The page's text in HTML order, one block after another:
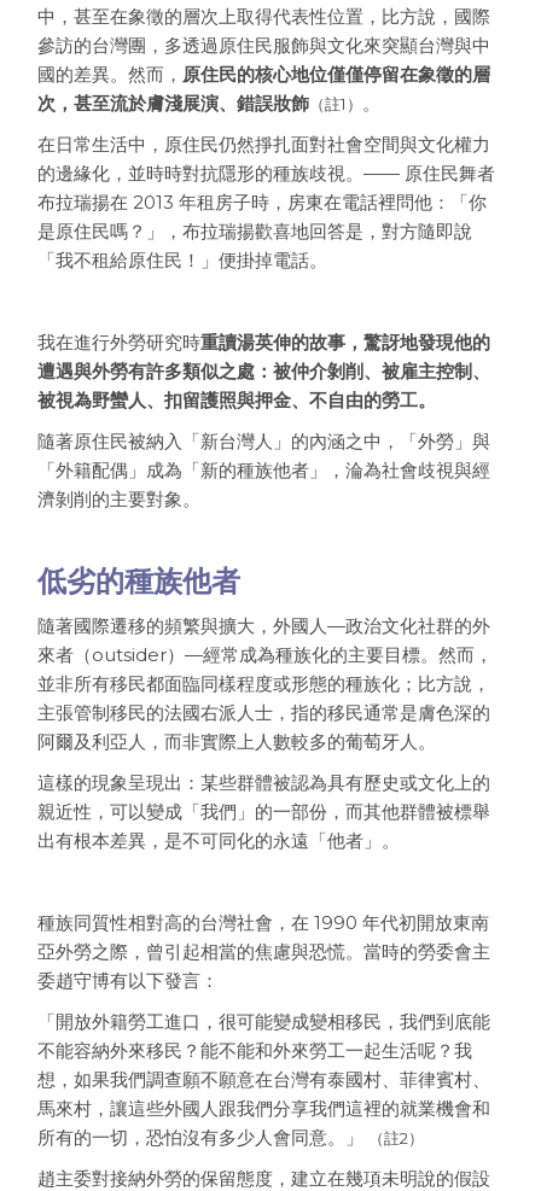
中，甚至在象徵的層次上取得代表性位置，比方說，國際
參訪的台灣團，多透過原住民服飾與文化來突顯台灣與中
國的差異。然而， 原住民的核心地位僅僅停留在象徵的層
次，甚至流於膚淺展演、錯誤妝飾 （註1） 。
在日常生活中，原住民仍然掙扎面對社會空間與文化權力
的邊緣化，並時時對抗隱形的種族歧視。—— 原住民舞者
布拉瑞揚在 2013 年租房子時，房東在電話裡問他：「你
是原住民嗎？」，布拉瑞揚歡喜地回答是，對方隨即說
「我不租給原住民！」便掛掉電話。
我在進行外勞研究時重讀湯英伸的故事，驚訝地發現他的
遭遇與外勞有許多類似之處：被仲介剝削、被雇主控制、
被視為野蠻人、扣留護照與押金、不自由的勞工。
隨著原住民被納入「新台灣人」的內涵之中，「外勞」與
「外籍配偶」成為「新的種族他者」，淪為社會歧視與經
濟剝削的主要對象。
低劣的種族他者
隨著國際遷移的頻繁與擴大，外國人—政治文化社群的外
來者（outsider）—經常成為種族化的主要目標。然而，
並非所有移民都面臨同樣程度或形態的種族化；比方說，
主張管制移民的法國右派人士，指的移民通常是膚色深的
阿爾及利亞人，而非實際上人數較多的葡萄牙人。
這樣的現象呈現出：某些群體被認為具有歷史或文化上的
親近性，可以變成「我們」的一部份，而其他群體被標舉
出有根本差異，是不可同化的永遠「他者」。
種族同質性相對高的台灣社會，在 1990 年代初開放東南
亞外勞之際，曾引起相當的焦慮與恐慌。當時的勞委會主
委趙守博有以下發言：
「開放外籍勞工進口，很可能變成變相移民，我們到底能
不能容納外來移民？能不能和外來勞工一起生活呢？我
想，如果我們調查願不願意在台灣有泰國村、菲律賓村、
馬來村，讓這些外國人跟我們分享我們這裡的就業機會和
所有的一切，恐怕沒有多少人會同意。」
（註2）
趙主委對接納外勞的保留態度，建立在幾項未明說的假設